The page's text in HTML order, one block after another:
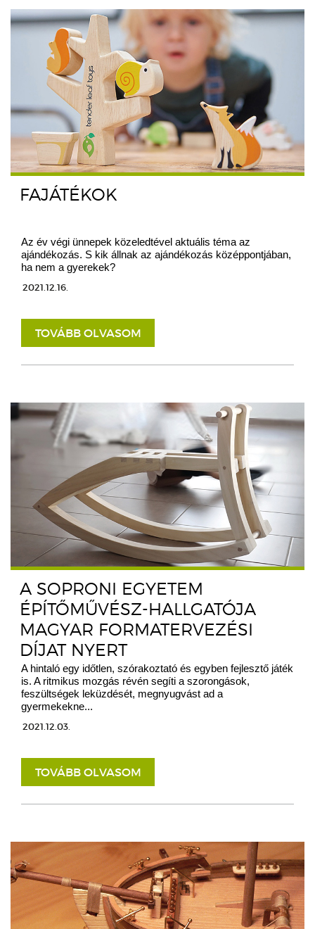
FAJÁTÉKOK
Az év végi ünnepek közeledtével aktuális téma az
ajándékozás. S kik állnak az ajándékozás középpontjában,
ha nem a gyerekek?
2021.12.16.
TOVÁBB OLVASOM
A SOPRONI EGYETEM
ÉPÍTŐMŰVÉSZ-HALLGATÓJA
MAGYAR FORMATERVEZÉSI
DÍJAT NYERT
A hintaló egy időtlen, szórakoztató és egyben fejlesztő játék
is. A ritmikus mozgás révén segíti a szorongások,
feszültségek leküzdését, megnyugvást ad a
gyermekekne...
2021.12.03.
TOVÁBB OLVASOM